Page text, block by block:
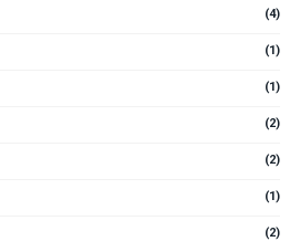
(4)
(1)
(1)
(2)
(2)
(1)
(2)